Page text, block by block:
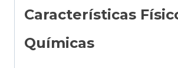
Características
Químicas